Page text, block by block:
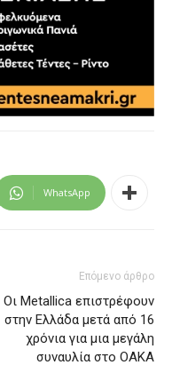
WhatsApp
Επόμενο άρθρο
Οι Metallica επιστρέφουν
στην Ελλάδα μετά από 16
χρόνια για μια μεγάλη
συναυλία στο ΟΑΚΑ